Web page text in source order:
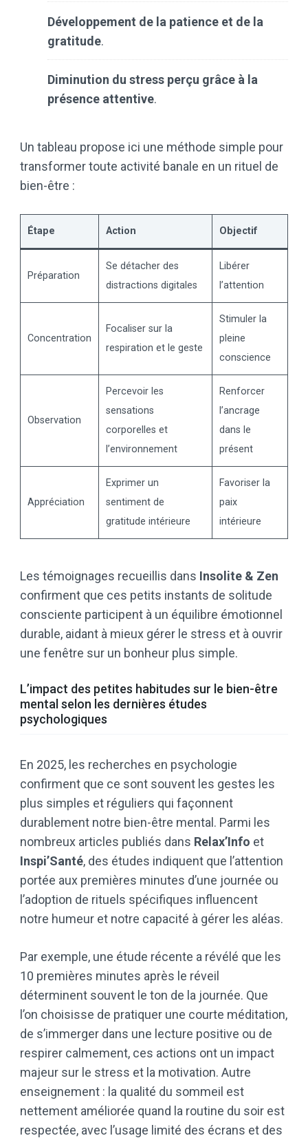
Développement de la patience et de la
gratitude.
Diminution du stress perçu grâce à la
présence attentive.
Un tableau propose ici une méthode simple pour
transformer toute activité banale en un rituel de
bien-être :
Étape Action Objectif
Préparation
Se détacher des
distractions digitales
Libérer
l’attention
Concentration
Focaliser sur la
respiration et le geste
Stimuler la
pleine
conscience
Observation
Percevoir les
sensations
corporelles et
l’environnement
Renforcer
l’ancrage
dans le
présent
Appréciation
Exprimer un
sentiment de
gratitude intérieure
Favoriser la
paix
intérieure
Les témoignages recueillis dans Insolite & Zen
confirment que ces petits instants de solitude
consciente participent à un équilibre émotionnel
durable, aidant à mieux gérer le stress et à ouvrir
une fenêtre sur un bonheur plus simple.
L’impact des petites habitudes sur le bien-être
mental selon les dernières études
psychologiques
En 2025, les recherches en psychologie
confirment que ce sont souvent les gestes les
plus simples et réguliers qui façonnent
durablement notre bien-être mental. Parmi les
nombreux articles publiés dans Relax’Info et
Inspi’Santé, des études indiquent que l’attention
portée aux premières minutes d’une journée ou
l’adoption de rituels spécifiques influencent
notre humeur et notre capacité à gérer les aléas.
Par exemple, une étude récente a révélé que les
10 premières minutes après le réveil
déterminent souvent le ton de la journée. Que
l’on choisisse de pratiquer une courte méditation,
de s’immerger dans une lecture positive ou de
respirer calmement, ces actions ont un impact
majeur sur le stress et la motivation. Autre
enseignement : la qualité du sommeil est
nettement améliorée quand la routine du soir est
respectée, avec l’usage limité des écrans et des